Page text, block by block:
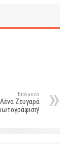
Επόμενο
Ζευγαρά